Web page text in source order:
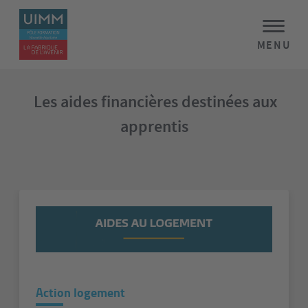
MENU
Les aides financières destinées aux
apprentis
Action logement